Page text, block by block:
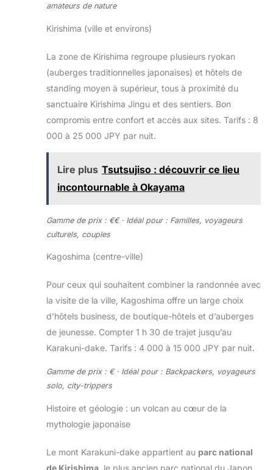
amateurs de nature
Kirishima (ville et environs)
La zone de Kirishima regroupe plusieurs ryokan
(auberges traditionnelles japonaises) et hôtels de
standing moyen à supérieur, tous à proximité du
sanctuaire Kirishima Jingu et des sentiers. Bon
compromis entre confort et accès aux sites. Tarifs : 8
000 à 25 000 JPY par nuit.
Lire plus Tsutsujiso : découvrir ce lieu
incontournable à Okayama
Gamme de prix : €€ · Idéal pour : Familles, voyageurs
culturels, couples
Kagoshima (centre-ville)
Pour ceux qui souhaitent combiner la randonnée avec
la visite de la ville, Kagoshima offre un large choix
d’hôtels business, de boutique-hôtels et d’auberges
de jeunesse. Compter 1 h 30 de trajet jusqu’au
Karakuni-dake. Tarifs : 4 000 à 15 000 JPY par nuit.
Gamme de prix : € · Idéal pour : Backpackers, voyageurs
solo, city-trippers
Histoire et géologie : un volcan au cœur de la
mythologie japonaise
Le mont Karakuni-dake appartient au parc national
de Kirishima , le plus ancien parc national du Japon,